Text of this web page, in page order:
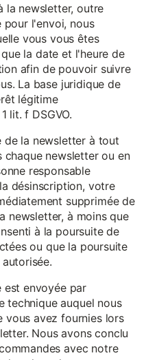
la newsletter, outre
pour l'envoi, nous
vous vous êtes
la date et l'heure de
afin de pouvoir suivre
La base juridique de
légitime
lit. f DSGVO.
de la newsletter à tout
chaque newsletter ou en
responsable
désinscription, votre
supprimée de
newsletter, à moins que
à la poursuite de
ou que la poursuite
est envoyée par
technique auquel nous
vous avez fournies lors
Nous avons conclu
avec notre